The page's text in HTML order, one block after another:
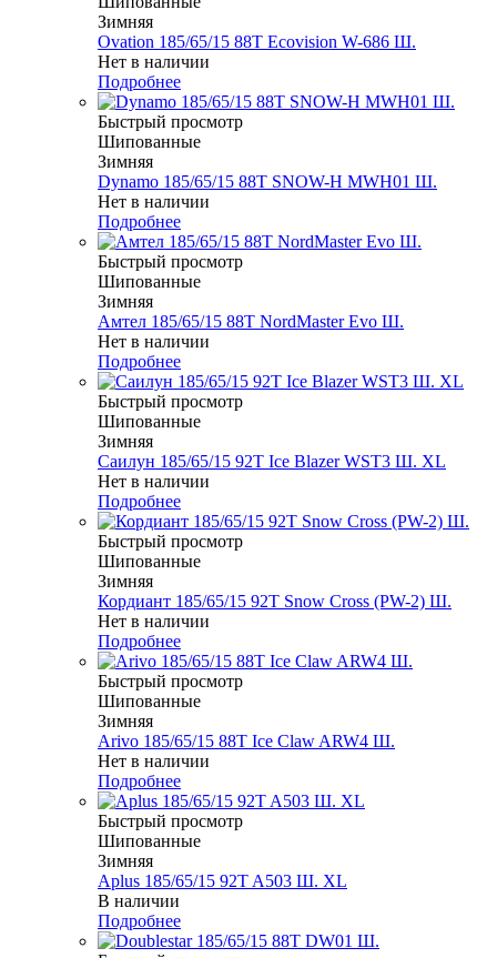
Зимняя
Ovation 185/65/15 88T Ecovision W-686 Ш.
Нет в наличии
Подробнее
Быстрый просмотр
Шипованные
Зимняя
Dynamo 185/65/15 88T SNOW-H MWH01 Ш.
Нет в наличии
Подробнее
Быстрый просмотр
Шипованные
Зимняя
Амтел 185/65/15 88T NordMaster Evo Ш.
Нет в наличии
Подробнее
Быстрый просмотр
Шипованные
Зимняя
Саилун 185/65/15 92T Ice Blazer WST3 Ш. XL
Нет в наличии
Подробнее
Быстрый просмотр
Шипованные
Зимняя
Кордиант 185/65/15 92T Snow Cross (PW-2) Ш.
Нет в наличии
Подробнее
Быстрый просмотр
Шипованные
Зимняя
Arivo 185/65/15 88T Ice Claw ARW4 Ш.
Нет в наличии
Подробнее
Быстрый просмотр
Шипованные
Зимняя
Aplus 185/65/15 92T A503 Ш. XL
В наличии
Подробнее